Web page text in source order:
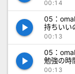
00:14
play_arrow
05：
持ちいい
て…？
00:13
play_arrow
05：
勉強の
て…？
00:13